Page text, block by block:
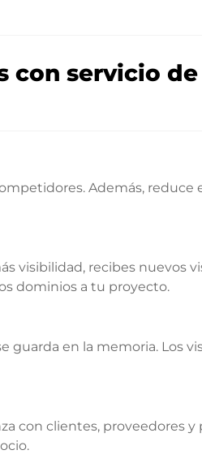
con servicio de
Además, reduce
visibilidad, recibes nuevos
dominios a tu proyecto.
guarda en la memoria. Los
con clientes, proveedores y